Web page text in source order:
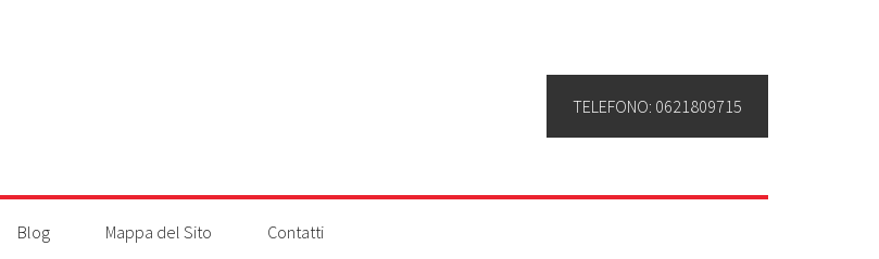
TELEFONO: 0621809715
Blog Mappa del Sito Contatti